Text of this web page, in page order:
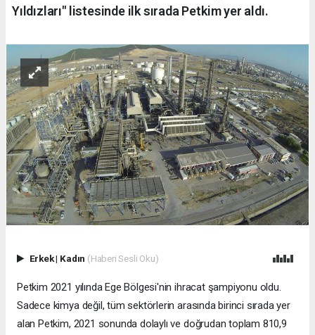
Yıldızları" listesinde ilk sırada Petkim yer aldı.
Erkek| Kadın (Haberi Sesli Oku)
Petkim 2021 yılında Ege Bölgesi'nin ihracat şampiyonu oldu.
Sadece kimya değil, tüm sektörlerin arasında birinci sırada yer
alan Petkim, 2021 sonunda dolaylı ve doğrudan toplam 810,9